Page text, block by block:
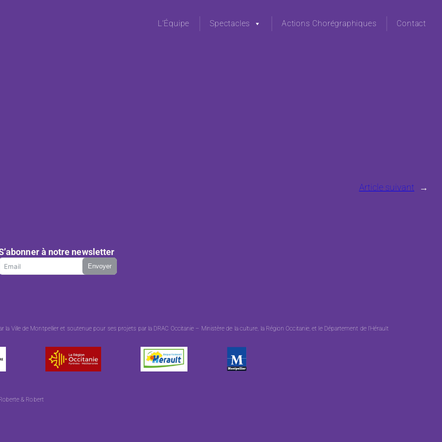
L’Équipe Spectacles Actions Chorégraphiques Contact
Article suivant →
à notre newsletter
Envoyer
Ville de Montpellier et soutenue pour ses projets par la DRAC Occitanie – Ministère de la culture, la Région Occitanie, et le Département de l’Hérault
& Robert